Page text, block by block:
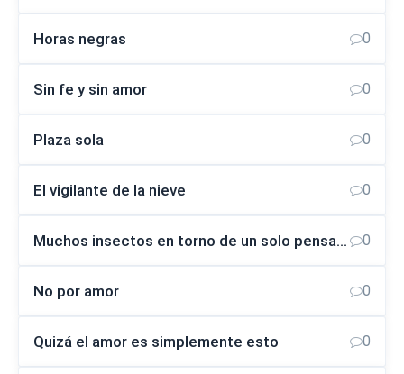
Horas negras 0
Sin fe y sin amor 0
Plaza sola 0
El vigilante de la nieve 0
Muchos insectos en torno de un solo pensamiento 0
No por amor 0
Quizá el amor es simplemente esto 0